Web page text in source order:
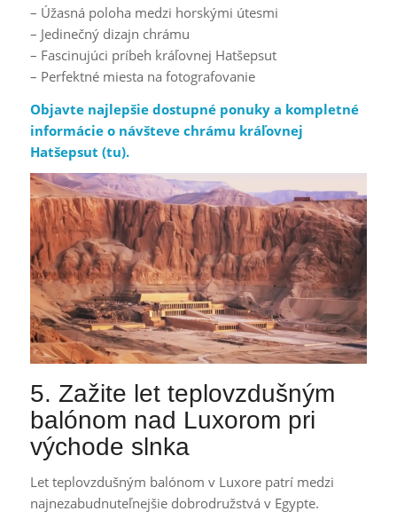
– Úžasná poloha medzi horskými útesmi
– Jedinečný dizajn chrámu
– Fascinujúci príbeh kráľovnej Hatšepsut
– Perfektné miesta na fotografovanie
Objavte najlepšie dostupné ponuky a kompletné
informácie o návšteve chrámu kráľovnej
Hatšepsut (tu).
5. Zažite let teplovzdušným
balónom nad Luxorom pri
východe slnka
Let teplovzdušným balónom v Luxore patrí medzi
najnezabudnuteľnejšie dobrodružstvá v Egypte.